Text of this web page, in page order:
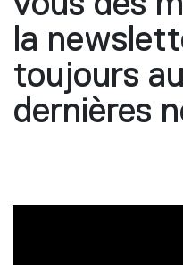
la
toujours
dernières